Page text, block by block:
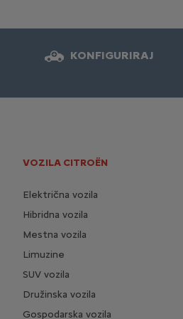
KONFIGURIRAJ
VOZILA CITROËN
Električna vozila
Hibridna vozila
Mestna vozila
Limuzine
SUV vozila
Družinska vozila
Gospodarska vozila